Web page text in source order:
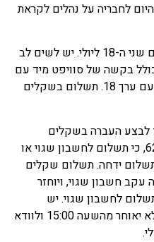
לחבריה על נהלים לקראת
תשלום דולרי מתקיים החודש ביום שני ה-18 ליולי. יש לשים לב
בקשה של סוויפט מיד עם
ביצוע ההעברה, שהתשלום בוצע עם ערך 18. תשלום בשקלים
לבצע העברה בשקלים
לחשבון השקל הנכון 620094684, כי תשלום לחשבון שגוי או
ידחה. תשלום שקלים
עקב חשבון שגוי, ויוחזר
לחשבון שגוי. יש
להקפיד לבצע תשלום בשקלים לא יאוחר מהשעה 15:00 ולוודא